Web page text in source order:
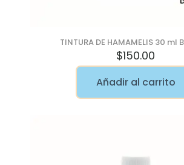
TINTURA DE HAMAMELIS 30 ml
$150.00
Añadir al carrito